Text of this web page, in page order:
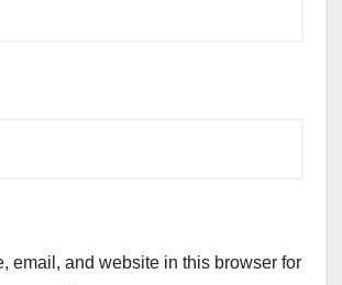
email, and website in this browser for